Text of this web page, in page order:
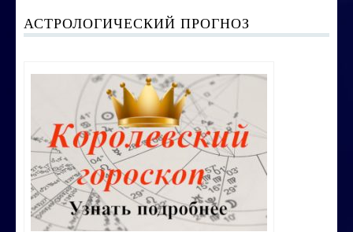
Управление эмоциями и мыслями
Воспитание ребенка без угроз и насилия
Строим счастливую семью
СТОИМОСТЬ УСЛУГ
ОБО МНЕ
КОНТАКТЫ
АСТРОЛОГИЧЕСКИЙ ПРОГНОЗ